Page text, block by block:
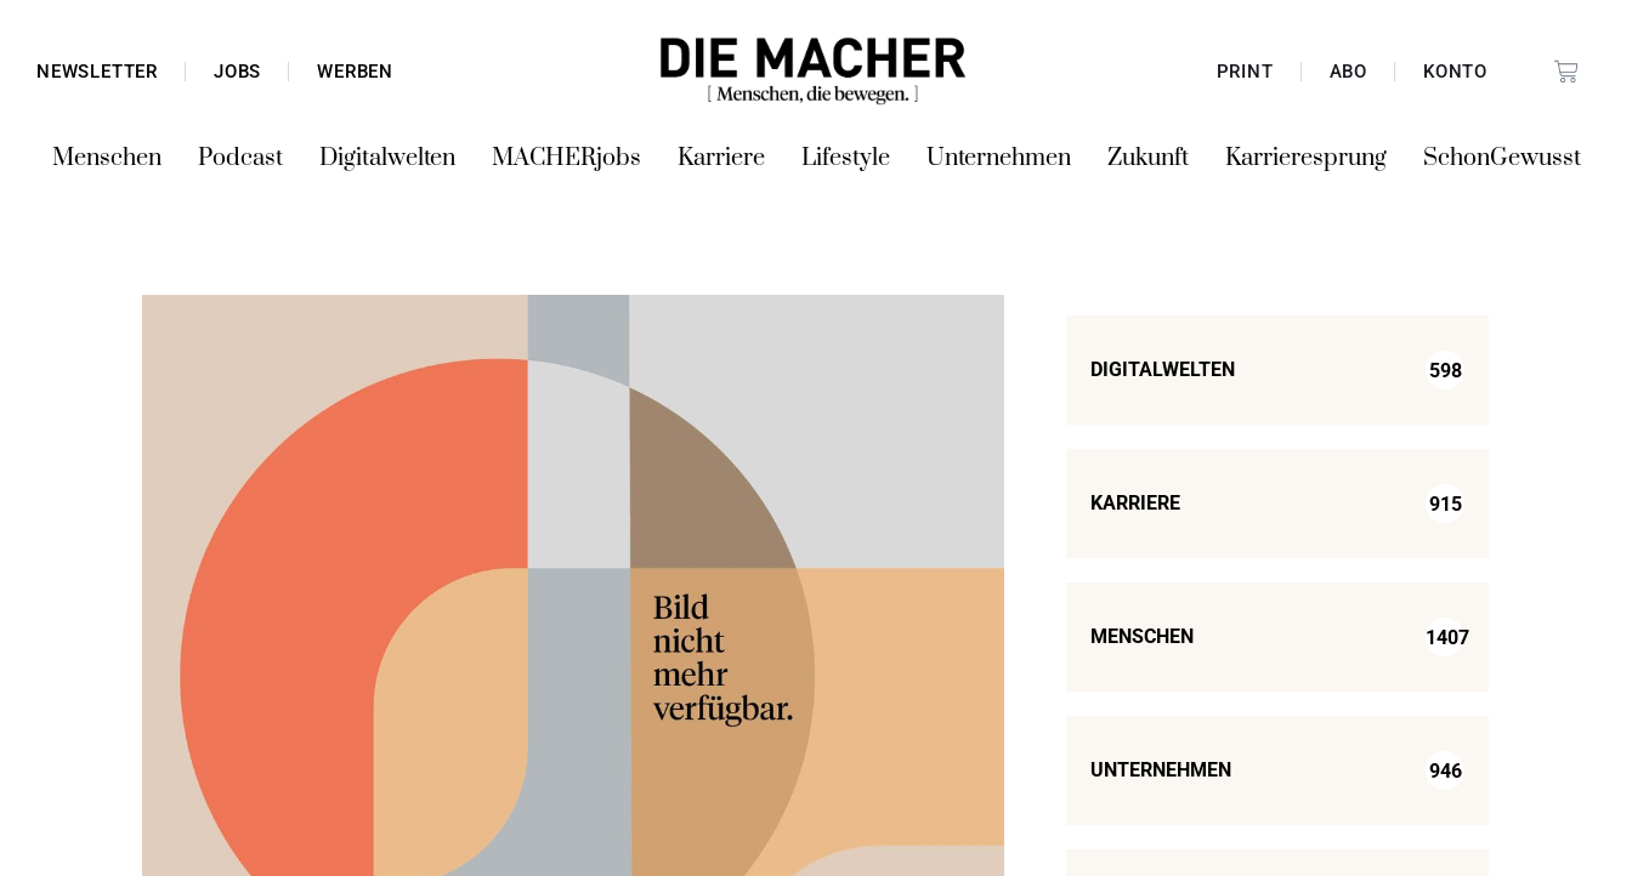
NEWSLETTER JOBS WERBEN PRINT ABO KONTO
Menschen Podcast Digitalwelten MACHERjobs Karriere Lifestyle Unternehmen Zukunft Karrieresprung SchonGewusst
DIGITALWELTEN 598
KARRIERE 915
MENSCHEN 1407
UNTERNEHMEN 946